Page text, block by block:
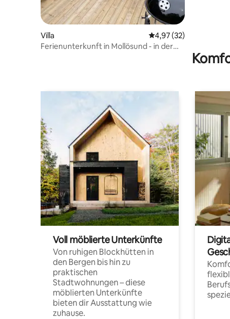
Villa Durchschnittliche
4,97 (32)
Ferienunterkunft in Mollösund - in der
Voll möblierte Unterkünfte
Von ruhigen Blockhütten in
den Bergen bis hin zu
praktischen
Stadtwohnungen – diese
möblierten Unterkünfte
bieten dir Ausstattung wie
zuhause.